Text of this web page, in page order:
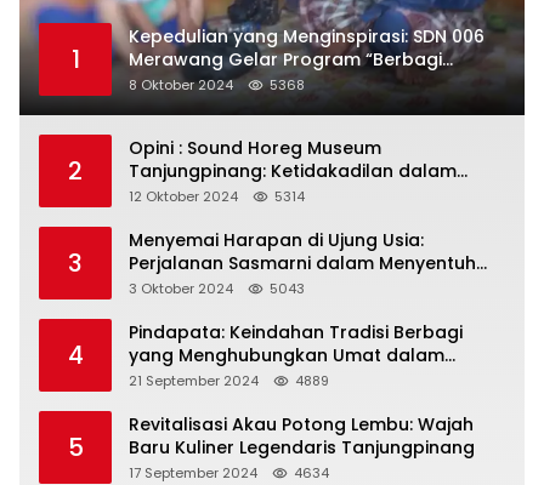
1
Kepedulian yang Menginspirasi: SDN 006
Merawang Gelar Program “Berbagi
Segenggam Beras”
8 Oktober 2024 5368
2
Opini : Sound Horeg Museum
Tanjungpinang: Ketidakadilan dalam
Representasi
12 Oktober 2024 5314
3
Menyemai Harapan di Ujung Usia:
Perjalanan Sasmarni dalam Menyentuh
Hati dan Jiwa
3 Oktober 2024 5043
4
Pindapata: Keindahan Tradisi Berbagi
yang Menghubungkan Umat dalam
Spiritualitas dan Kebersamaan dalam
21 September 2024 4889
5
Revitalisasi Akau Potong Lembu: Wajah
Baru Kuliner Legendaris Tanjungpinang
17 September 2024 4634